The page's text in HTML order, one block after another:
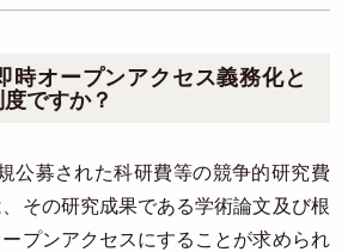
時オープンアクセス義務化と
ですか？
公募された科研費等の競争的研究費
その研究成果である学術論文及び根
プンアクセスにすることが求められ